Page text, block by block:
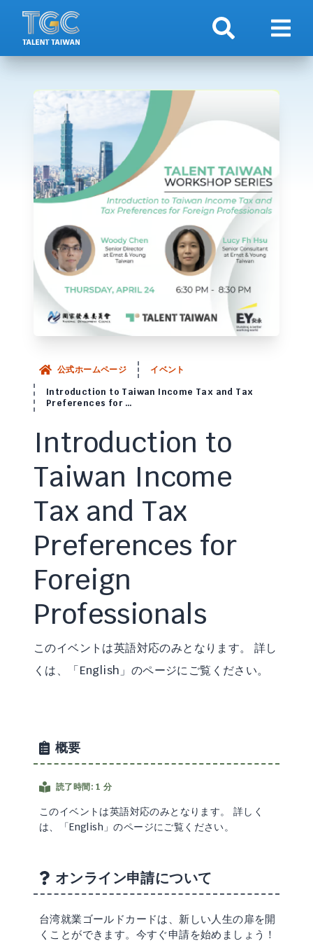
検索 ナビ
公式ホームページ
イベント
Introduction to Taiwan Income Tax and Tax
Preferences for …
Introduction to
Taiwan Income
Tax and Tax
Preferences for
Foreign
Professionals
このイベントは英語対応のみとなります。 詳し
くは、「English」のページにご覧ください。
概要
読了時間: 1 分
このイベントは英語対応のみとなります。 詳しく
は、「English」のページにご覧ください。
オンライン申請について
台湾就業ゴールドカードは、新しい人生の扉を開
くことができます。今すぐ申請を始めましょう！